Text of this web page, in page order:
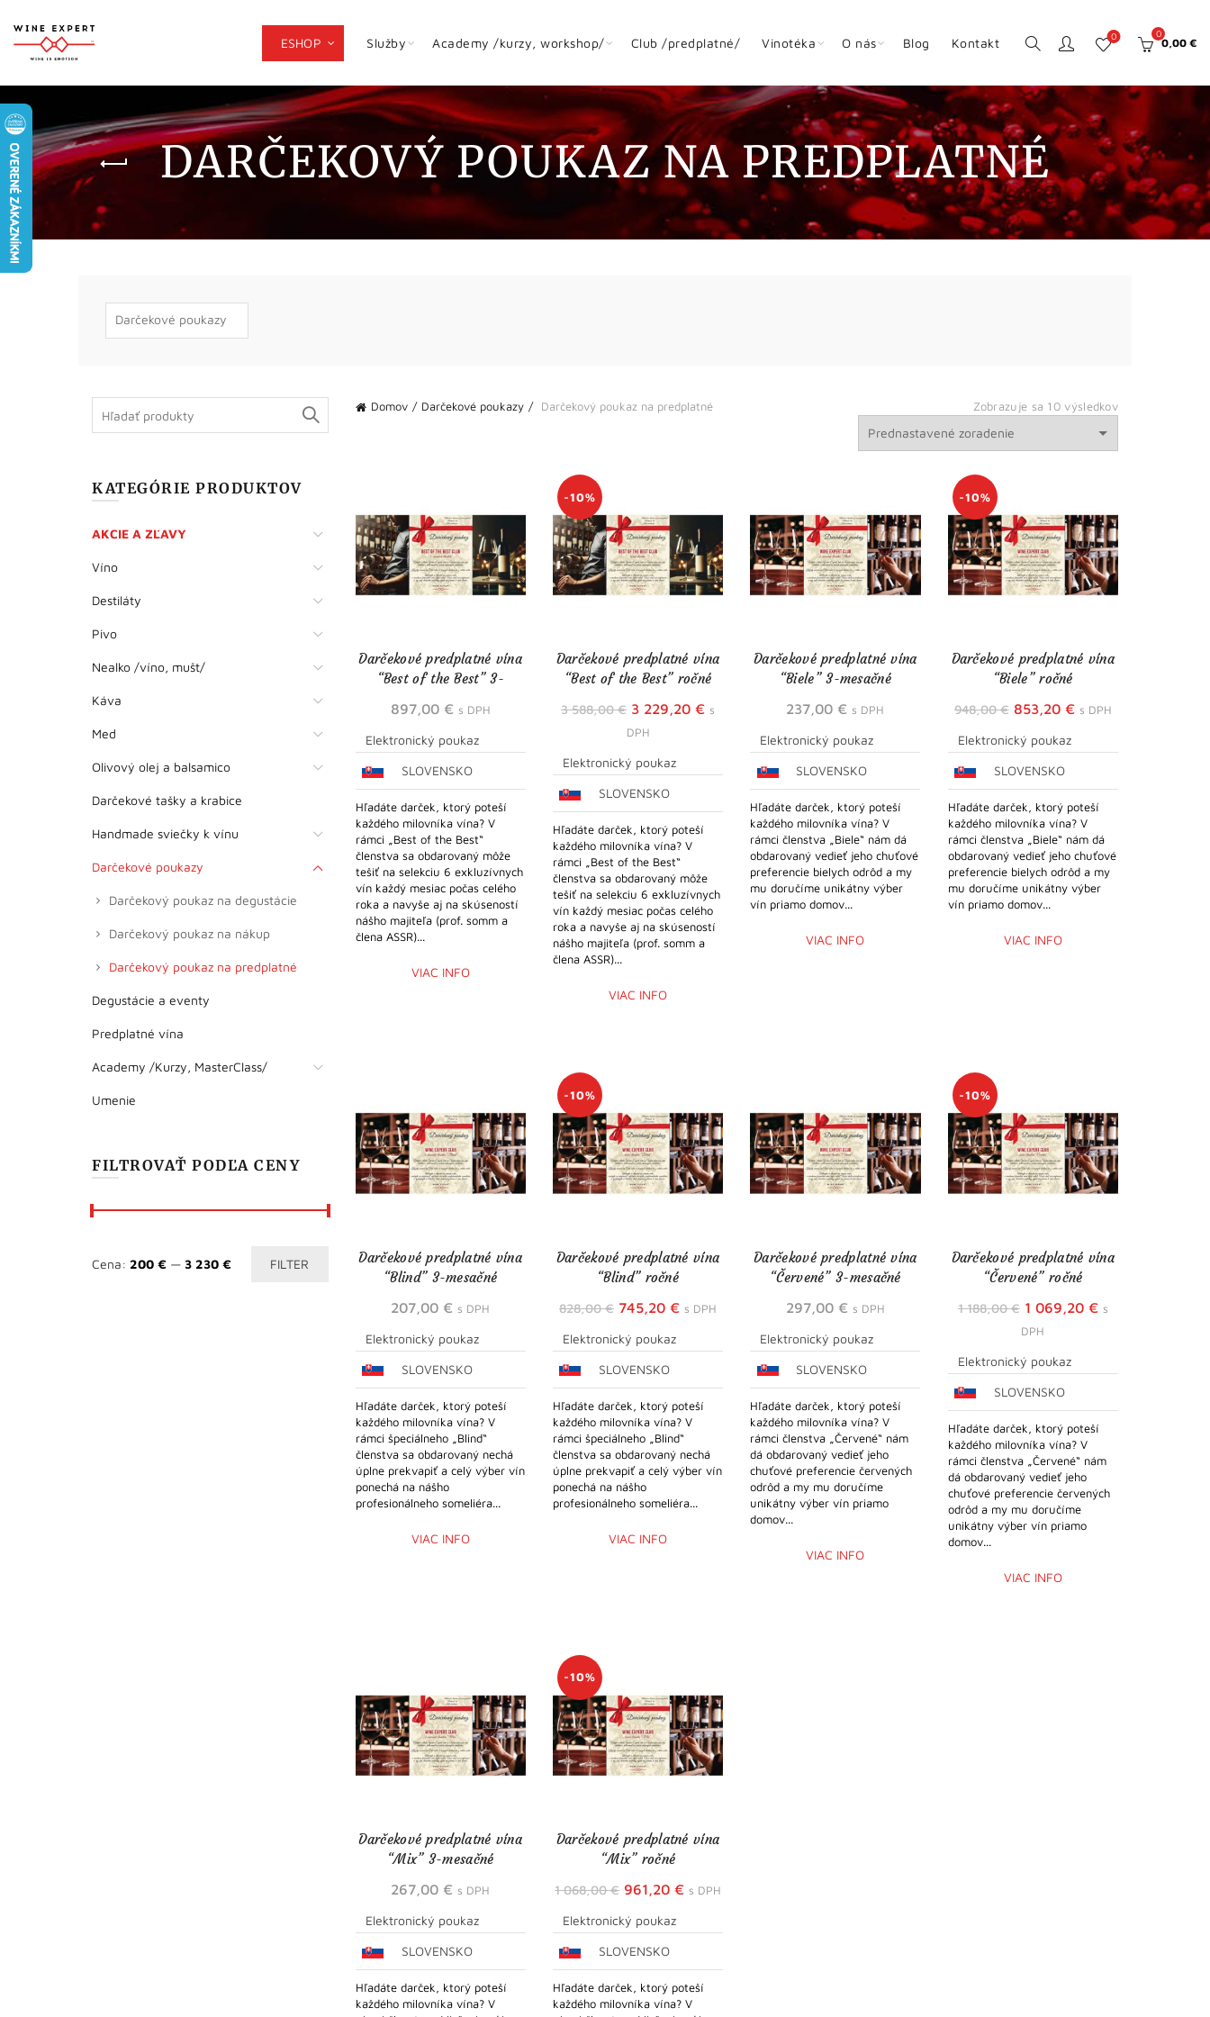
ESHOP Služby Academy /kurzy, workshop/ Club /predplatné/ Vinotéka O nás Blog Kontakt 0 0
0,00 €
DARČEKOVÝ POUKAZ NA PREDPLATNÉ
Domov Darčekové poukazy Darčekový poukaz na predplatné Zobrazuje sa 10 výsledkov
Darčekové predplatné vína
“Best of the Best” 3-
897,00 € s DPH
Elektronický poukaz
SLOVENSKO
Hľadáte darček, ktorý poteší
každého milovníka vína? V
rámci „Best of the Best“
členstva sa obdarovaný môže
tešiť na selekciu 6 exkluzívnych
vín každý mesiac počas celého
roka a navyše aj na skúseností
nášho majiteľa (prof. somm a
člena ASSR)...
VIAC INFO
-10%
Darčekové predplatné vína
“Best of the Best” ročné
3 588,00€ Pôvodná
cena
3
588,00 €.
3 229,20€Aktuálna
3
s
DPH
Elektronický poukaz
SLOVENSKO
Hľadáte darček, ktorý poteší
každého milovníka vína? V
rámci „Best of the Best“
členstva sa obdarovaný môže
tešiť na selekciu 6 exkluzívnych
vín každý mesiac počas celého
roka a navyše aj na skúseností
nášho majiteľa (prof. somm a
člena ASSR)...
VIAC INFO
Darčekové predplatné vína
“Biele” 3-mesačné
237,00 € s DPH
Elektronický poukaz
SLOVENSKO
Hľadáte darček, ktorý poteší
každého milovníka vína? V
rámci členstva „Biele“ nám dá
obdarovaný vedieť jeho chuťové
preferencie bielych odrôd a my
mu doručíme unikátny výber
vín priamo domov...
VIAC INFO
-10%
Darčekové predplatné vína
“Biele” ročné
948,00€ Pôvodná
bola:
948,00 €.
853,20 €Aktuálna
je:
s DPH
Elektronický poukaz
SLOVENSKO
Hľadáte darček, ktorý poteší
každého milovníka vína? V
rámci členstva „Biele“ nám dá
obdarovaný vedieť jeho chuťové
preferencie bielych odrôd a my
mu doručíme unikátny výber
vín priamo domov...
VIAC INFO
Darčekové predplatné vína
“Blind” 3-mesačné
207,00 € s DPH
Elektronický poukaz
SLOVENSKO
Hľadáte darček, ktorý poteší
každého milovníka vína? V
rámci špeciálneho „Blind“
členstva sa obdarovaný nechá
úplne prekvapiť a celý výber vín
ponechá na nášho
profesionálneho someliéra...
VIAC INFO
-10%
Darčekové predplatné vína
“Blind” ročné
828,00€ Pôvodná
bola:
828,00 €.
745,20€Aktuálna
je:
s DPH
Elektronický poukaz
SLOVENSKO
Hľadáte darček, ktorý poteší
každého milovníka vína? V
rámci špeciálneho „Blind“
členstva sa obdarovaný nechá
úplne prekvapiť a celý výber vín
ponechá na nášho
profesionálneho someliéra...
VIAC INFO
Darčekové predplatné vína
“Červené” 3-mesačné
297,00 € s DPH
Elektronický poukaz
SLOVENSKO
Hľadáte darček, ktorý poteší
každého milovníka vína? V
rámci členstva „Červené“ nám
dá obdarovaný vedieť jeho
chuťové preferencie červených
odrôd a my mu doručíme
unikátny výber vín priamo
domov...
VIAC INFO
-10%
Darčekové predplatné vína
“Červené” ročné
1 188,00€ Pôvodná
cena
1
188,00 €.
1 069,20 €Aktuálna
1
s
DPH
Elektronický poukaz
SLOVENSKO
Hľadáte darček, ktorý poteší
každého milovníka vína? V
rámci členstva „Červené“ nám
dá obdarovaný vedieť jeho
chuťové preferencie červených
odrôd a my mu doručíme
unikátny výber vín priamo
domov...
VIAC INFO
Darčekové predplatné vína
“Mix” 3-mesačné
267,00 € s DPH
Elektronický poukaz
SLOVENSKO
Hľadáte darček, ktorý poteší
každého milovníka vína? V
-10%
Darčekové predplatné vína
“Mix” ročné
1 068,00€ Pôvodná
bola:
1
961,20€Aktuálna
je:
s DPH
Elektronický poukaz
SLOVENSKO
Hľadáte darček, ktorý poteší
každého milovníka vína? V
for:
KATEGÓRIE PRODUKTOV
AKCIE A ZĽAVY
Víno
Destiláty
Pivo
Nealko /víno, mušt/
Káva
Med
Olivový olej a balsamico
Darčekové tašky a krabice
Handmade sviečky k vínu
Darčekové poukazy
Darčekový poukaz na degustácie
Darčekový poukaz na nákup
Darčekový poukaz na predplatné
Degustácie a eventy
Predplatné vína
Academy /Kurzy, MasterClass/
Umenie
FILTROVAŤ PODĽA CENY
Minimálna
Maximálna
FILTER
Cena: 200 € — 3 230 €